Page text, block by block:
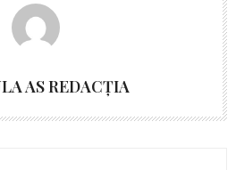
AS REDACȚIA